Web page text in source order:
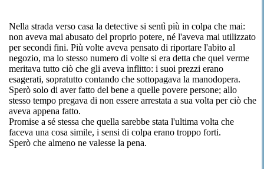
Nella strada verso casa la detective si sentì più in colpa che mai:
non aveva mai abusato del proprio potere, né l'aveva mai utilizzato
per secondi fini. Più volte aveva pensato di riportare l'abito al
negozio, ma lo stesso numero di volte si era detta che quel verme
meritava tutto ciò che gli aveva inflitto: i suoi prezzi erano
esagerati, sopratutto contando che sottopagava la manodopera.
Sperò solo di aver fatto del bene a quelle povere persone; allo
stesso tempo pregava di non essere arrestata a sua volta per ciò che
aveva appena fatto.
Promise a sé stessa che quella sarebbe stata l'ultima volta che
faceva una cosa simile, i sensi di colpa erano troppo forti.
Sperò che almeno ne valesse la pena.